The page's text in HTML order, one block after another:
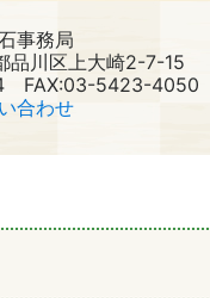
事務局
品川区上大崎2-7-15
FAX:03-5423-4050
合わせ